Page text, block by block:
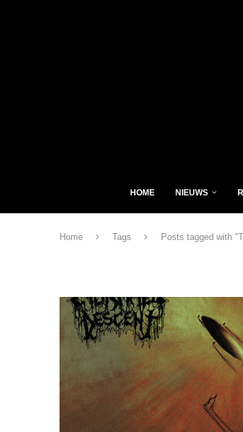
HOME NIEUWS
Home Tags Posts tagged with